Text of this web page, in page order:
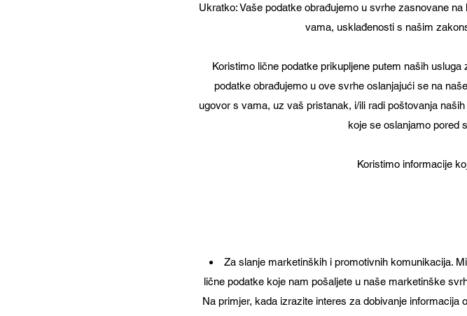
Ukratko: Vaše podatke obrađujemo u svrhe zasnovane
vama, usklađenosti s našim
Koristimo lične podatke prikupljene putem naših
podatke obrađujemo u ove svrhe oslanjajući se na
ugovor s vama, uz vaš pristanak, i/ili radi poštovanja
koje se oslanjamo pored
Koristimo informacije
Za slanje marketinških i promotivnih komunikacija.
lične podatke koje nam pošaljete u naše marketinške
Na primjer, kada izrazite interes za dobivanje